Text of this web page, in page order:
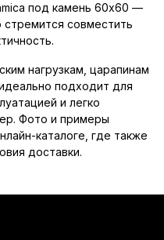
под камень 60x60 —
совместить
нагрузкам, царапинам
подходит для
и легко
Фото и примеры
каталоге, где также
доставки.